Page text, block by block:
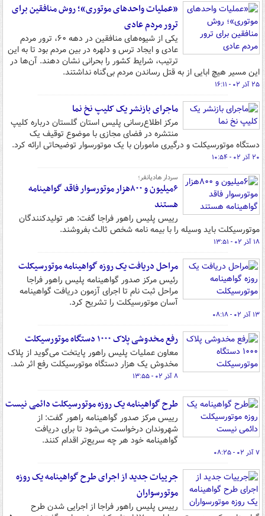
«عملیات واحدهای موتوری»؛ روش منافقین برای
ترور مردم عادی
یکی از شیوه‌های منافقین در دهه ۶۰، ترور مردم
عادی و ایجاد ترس و دلهره در بین مردم بود تا به این
ترتیب، شرایط کشور را بحرانی نشان دهند. آن‌ها در
این مسیر هیچ ابایی از به قتل رساندن مردم بی‌گناه نداشتند.
۲۵ آذر ۰۲ - ۱۶:۱۱
ماجرای بازنشر یک کلیپ نخ نما
مرکز اطلاع‌رسانی پلیس استان گلستان درباره‌ کلیپ
منتشره در فضای مجازی با موضوع توقیف یک
دستگاه موتورسیکلت و درگیری ماموران با یک موتورسوار توضیحاتی ارائه کرد.
۲۰ آذر ۰۲ - ۱۰:۵۴
سردار هادیانفر؛
۶میلیون و ۸۰۰هزار موتورسوار فاقد گواهینامه
هستند
رییس پلیس راهور فراجا گفت: هر تولیدکنندگان
موتورسیکلت باید وسیله را با بیمه نامه شخص ثالث بفروشند.
۱۸ آذر ۰۲ - ۱۳:۵۱
مراحل دریافت یک روزه گواهینامه موتورسیکلت
رئیس مرکز صدور گواهینامه پلیس‌ راهور فراجا
مراحل ثبت نام تا اجرای آزمون دریافت گواهینامه
آسان موتورسیکلت را تشریح کرد.
۱۳ آذر ۰۲ - ۰۸:۱۸
رفع مخدوشی پلاک ۱۰۰۰ دستگاه موتورسیکلت‌
معاون عملیات پلیس راهور پایتخت می‌گوید از پلاک
مخدوش یک هزار دستگاه موتورسیکلت رفع اثر شد.
۸ آذر ۰۲ - ۱۳:۵۵
طرح گواهینامه یک روزه موتورسیکلت دائمی نیست
رییس مرکز صدور گواهینامه راهور گفت: از
شهروندان درخواست می‌شود تا برای دریافت
گواهینامه خود هر چه سریع‌تر اقدام کنند.
۷ آذر ۰۲ - ۰۸:۲۵
جرییات جدید از اجرای طرح گواهینامه یک روزه
موتورسواران
رییس پلیس راهور فراجا از اجرایی شدن طرح